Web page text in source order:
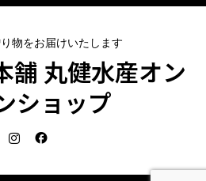
物をお届けいたします
舗 丸健水産オン
ショップ